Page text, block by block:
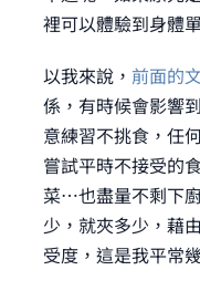
裡可以體驗到身體
以我來說， 前面的
係，有時候會影響
意練習不挑食，任
嘗試平時不接受的
菜⋯也盡量不剩下
少，就夾多少，藉
受度，這是我平常